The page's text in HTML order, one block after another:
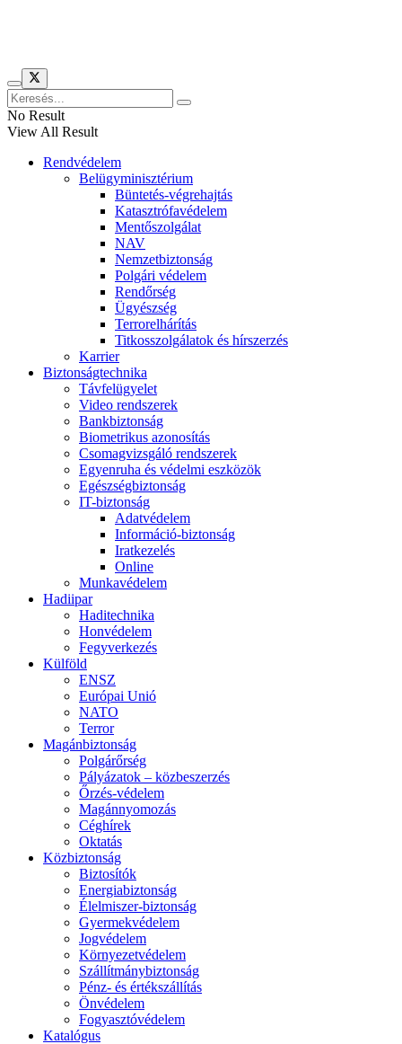
No Result
View All Result
Rendvédelem
Belügyminisztérium
Büntetés-végrehajtás
Katasztrófavédelem
Mentőszolgálat
NAV
Nemzetbiztonság
Polgári védelem
Rendőrség
Ügyészség
Terrorelhárítás
Titkosszolgálatok és hírszerzés
Karrier
Biztonságtechnika
Távfelügyelet
Video rendszerek
Bankbiztonság
Biometrikus azonosítás
Csomagvizsgáló rendszerek
Egyenruha és védelmi eszközök
Egészségbiztonság
IT-biztonság
Adatvédelem
Információ-biztonság
Iratkezelés
Online
Munkavédelem
Hadiipar
Haditechnika
Honvédelem
Fegyverkezés
Külföld
ENSZ
Európai Unió
NATO
Terror
Magánbiztonság
Polgárőrség
Pályázatok – közbeszerzés
Őrzés-védelem
Magánnyomozás
Céghírek
Oktatás
Közbiztonság
Biztosítók
Energiabiztonság
Élelmiszer-biztonság
Gyermekvédelem
Jogvédelem
Környezetvédelem
Szállítmánybiztonság
Pénz- és értékszállítás
Önvédelem
Fogyasztóvédelem
Katalógus